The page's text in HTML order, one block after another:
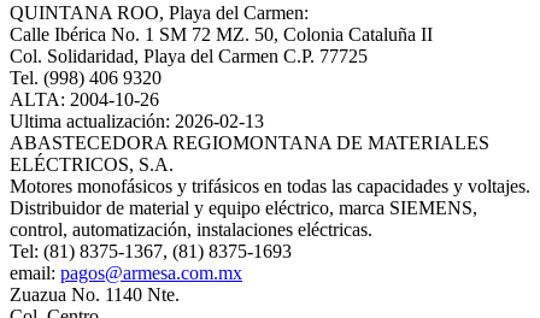
QUINTANA ROO, Playa del Carmen:
Calle Ibérica No. 1 SM 72 MZ. 50, Colonia Cataluña II
Col. Solidaridad, Playa del Carmen C.P. 77725
Tel. (998) 406 9320
ALTA: 2004-10-26
Ultima actualización: 2026-02-13
ABASTECEDORA REGIOMONTANA DE MATERIALES
ELÉCTRICOS, S.A.
Motores monofásicos y trifásicos en todas las capacidades y voltajes.
Distribuidor de material y equipo eléctrico, marca SIEMENS,
control, automatización, instalaciones eléctricas.
Tel: (81) 8375-1367, (81) 8375-1693
email: pagos@armesa.com.mx
Zuazua No. 1140 Nte.